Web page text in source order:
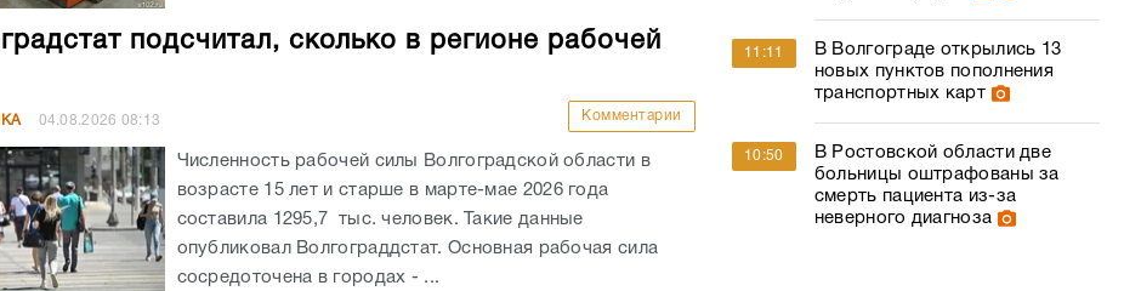
подсчитал, сколько в регионе рабочей
04.08.2026 08:13 Комментарии
Численность рабочей силы Волгоградской области в
возрасте 15 лет и старше в марте-мае 2026 года
составила 1295,7 тыс. человек. Такие данные
опубликовал Волгограддстат. Основная рабочая сила
сосредоточена в городах - ...
11:11
В Волгограде открылись 13
новых пунктов пополнения
транспортных карт
10:50
В Ростовской области две
больницы оштрафованы за
смерть пациента из-за
неверного диагноза